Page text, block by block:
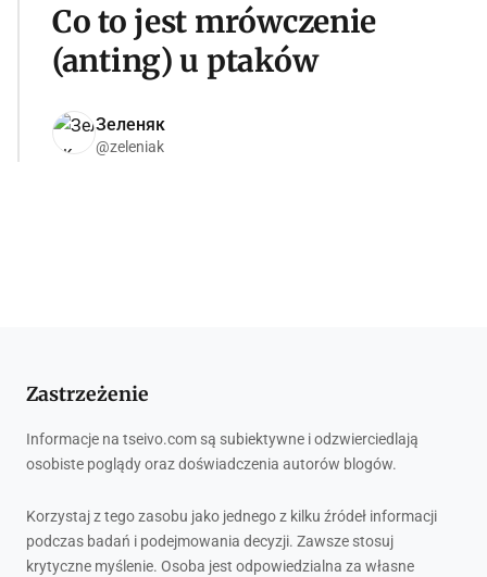
Co to jest mrówczenie
(anting) u ptaków
Зеленяк
@zeleniak
Zastrzeżenie
Informacje na tseivo.com są subiektywne i odzwierciedlają
osobiste poglądy oraz doświadczenia autorów blogów.
Korzystaj z tego zasobu jako jednego z kilku źródeł informacji
podczas badań i podejmowania decyzji. Zawsze stosuj
krytyczne myślenie. Osoba jest odpowiedzialna za własne